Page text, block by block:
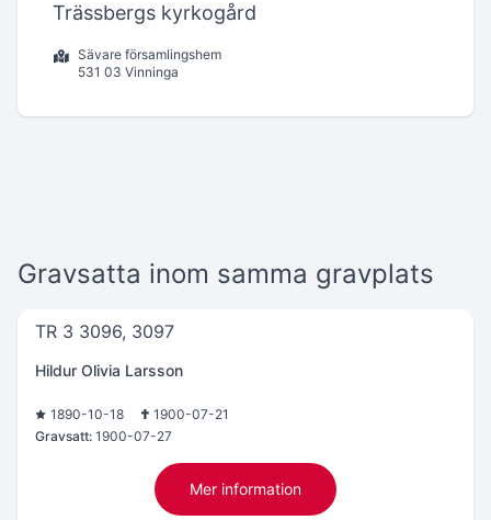
Trässbergs kyrkogård
Sävare församlingshem
531 03 Vinninga
Gravsatta inom samma gravplats
TR 3 3096, 3097
Hildur Olivia Larsson
1890-10-18
1900-07-21
Gravsatt: 1900-07-27
Mer information